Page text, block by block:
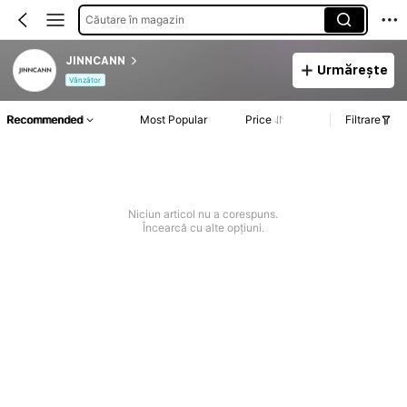
Căutare în magazin
JINNCANN
Vânzător
Urmărește
Recommended Most Popular Price Filtrare
Niciun articol nu a corespuns.
Încearcă cu alte opțiuni.